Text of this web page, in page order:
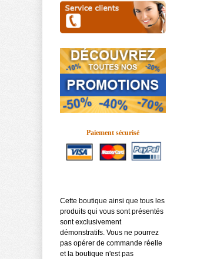
Paiement sécurisé
Cette boutique ainsi que tous les
produits qui vous sont présentés
sont exclusivement
démonstratifs. Vous ne pourrez
pas opérer de commande réelle
et la boutique n'est pas